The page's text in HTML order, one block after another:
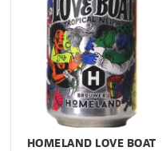
HOMELAND LOVE BOAT